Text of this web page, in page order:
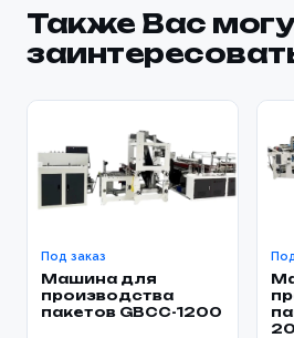
Также Вас
Под заказ
Машина для
производства
пакетов GBCC-1200